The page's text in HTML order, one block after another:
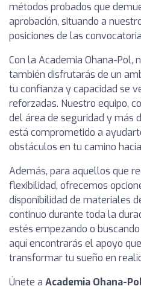
métodos probados que
aprobación, situando a
posiciones de las
Con la Academia Ohana-Pol,
también disfrutarás de un
tu confianza y capacidad se
reforzadas. Nuestro equipo,
del área de seguridad y más
está comprometido a
obstáculos en tu camino
Además, para aquellos que
flexibilidad, ofrecemos
disponibilidad de materiales
continuo durante toda la
estés empezando o
aquí encontrarás el apoyo
transformar tu sueño en
Únete a Academia Ohana-